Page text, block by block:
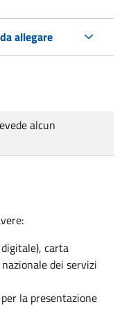
allegare
alcun
carta
dei servizi
la presentazione